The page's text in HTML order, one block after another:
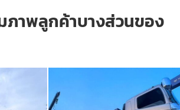
ภาพลูกค้าบางส่วนของ